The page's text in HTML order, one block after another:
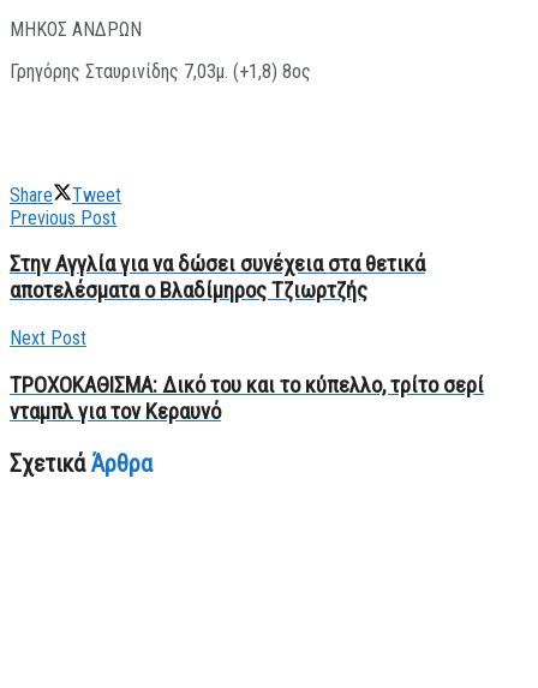
ΜΗΚΟΣ ΑΝΔΡΩΝ
Γρηγόρης Σταυρινίδης 7,03μ. (+1,8) 8ος
Share
Tweet
Previous Post
Στην Αγγλία για να δώσει συνέχεια στα θετικά
αποτελέσματα ο Βλαδίμηρος Τζιωρτζής
Next Post
ΤΡΟΧΟΚΑΘΙΣΜΑ: Δικό του και το κύπελλο, τρίτο σερί
νταμπλ για τον Κεραυνό
ΣχετικάΆρθρα